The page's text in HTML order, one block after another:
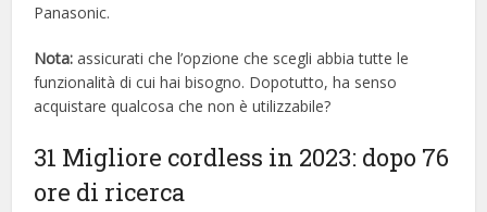
Panasonic.
Nota: assicurati che l’opzione che scegli abbia tutte le
funzionalità di cui hai bisogno. Dopotutto, ha senso
acquistare qualcosa che non è utilizzabile?
31 Migliore cordless in 2023: dopo 76
ore di ricerca